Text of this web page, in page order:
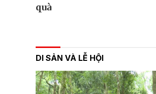
quà
DI SẢN VÀ LỄ HỘI